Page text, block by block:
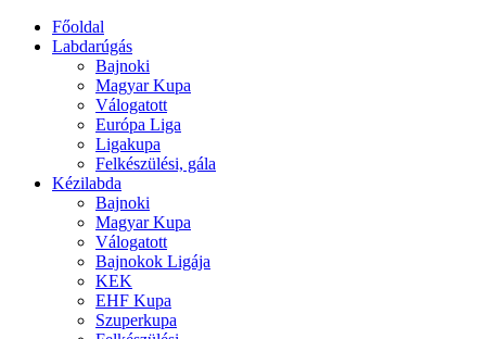
Főoldal
Labdarúgás
Bajnoki
Magyar Kupa
Válogatott
Európa Liga
Ligakupa
Felkészülési, gála
Kézilabda
Bajnoki
Magyar Kupa
Válogatott
Bajnokok Ligája
KEK
EHF Kupa
Szuperkupa